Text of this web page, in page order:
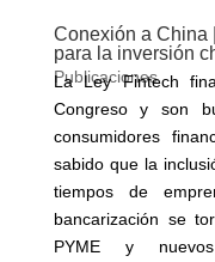
Conexión a China
para la inversión
Publicaciones
La Ley Fintech
Congreso y son
consumidores
sabido que la
tiempos de
bancarización se
PYME y